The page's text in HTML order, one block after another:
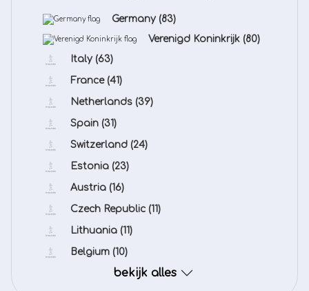
Germany (83)
Verenigd Koninkrijk (80)
Italy (63)
France (41)
Netherlands (39)
Spain (31)
Switzerland (24)
Estonia (23)
Austria (16)
Czech Republic (11)
Lithuania (11)
Belgium (10)
bekijk alles